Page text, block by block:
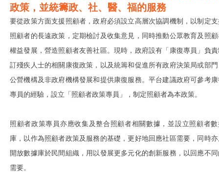
政策，並統籌政、社、醫、福的服務
要從政策方面支援照顧者，政府必須設立高層次協調機制，以制定
照顧者的長遠政策，定期檢討及收集意見，同時推動公眾教育及照
權益發展，營造照顧者友善社區。現時，政府設有「康復專員」負
訂殘疾人士的相關康復政策，以及統籌和促進所有政府決策局或部
公營機構及非政府機構發展和提供康復服務。平台建議政府可參考
專員的經驗，設立「照顧者政策專員」，制定照顧者為本政策。
照顧者政策專員亦應收集及整合照顧者相關數據，並設立照顧者數
庫，以作為照顧者政策及服務的基礎，更好地回應社區需要，同時
開放數據庫於民間組織，用以發展更多元化的創新服務，以回應不
需要。